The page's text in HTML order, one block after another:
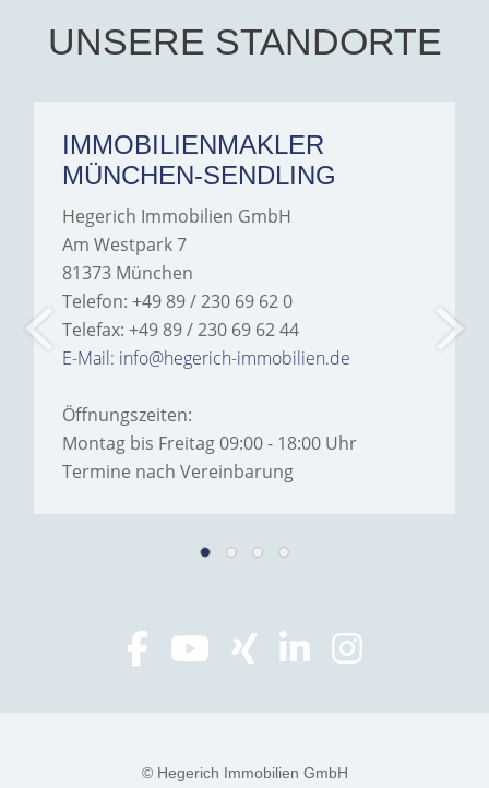
Hegerich Immobilien to
anyone looking for a home.
UNSERE STANDORTE
IMMOBILIENMAKLER
MÜNCHEN-SENDLING
Hegerich Immobilien GmbH
Am Westpark 7
81373 München
Telefon: +49 89 / 230 69 62 0
Telefax: +49 89 / 230 69 62 44
E-Mail: info@hegerich-immobilien.de
Öffnungszeiten:
Montag bis Freitag 09:00 - 18:00 Uhr
Termine nach Vereinbarung
© Hegerich Immobilien GmbH